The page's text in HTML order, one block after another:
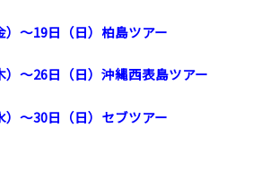
～19日（日）柏島ツアー
～26日（日）沖縄西表島ツアー
～30日（日）セブツアー